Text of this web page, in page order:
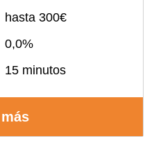
hasta 300€
0,0%
15 minutos